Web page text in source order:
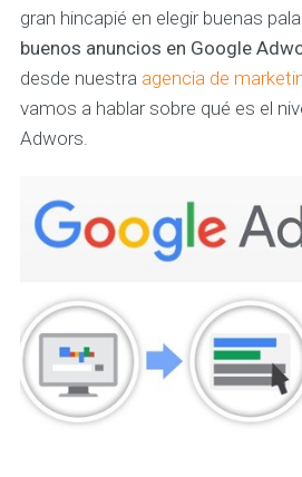
gran hincapié en elegir buenas
buenos anuncios en Google
desde nuestra agencia de
vamos a hablar sobre qué es el
Adwors.